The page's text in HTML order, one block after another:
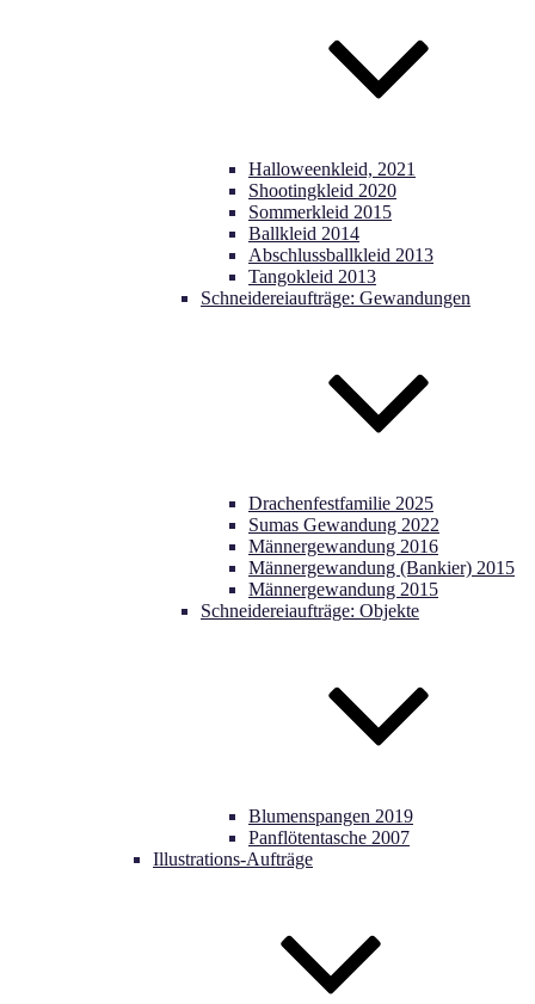
Halloweenkleid, 2021
Shootingkleid 2020
Sommerkleid 2015
Ballkleid 2014
Abschlussballkleid 2013
Tangokleid 2013
Schneidereiaufträge: Gewandungen
Drachenfestfamilie 2025
Sumas Gewandung 2022
Männergewandung 2016
Männergewandung (Bankier) 2015
Männergewandung 2015
Schneidereiaufträge: Objekte
Blumenspangen 2019
Panflötentasche 2007
Illustrations-Aufträge